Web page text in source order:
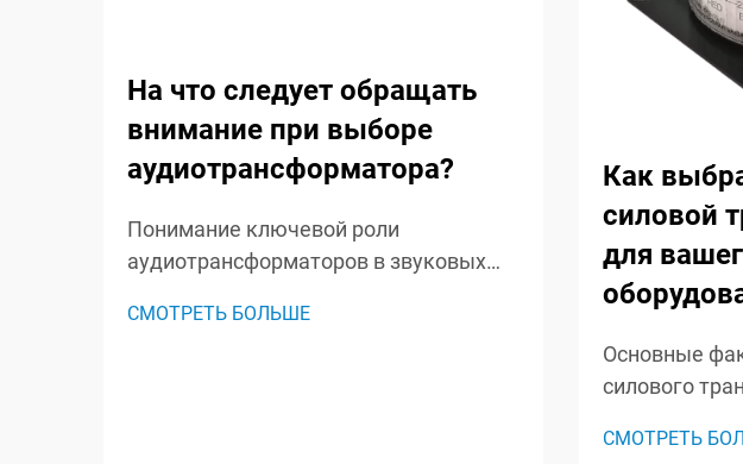
На что следует обращать
внимание при выборе
аудиотрансформатора?
Понимание ключевой роли
аудиотрансформаторов в звуковых
являются незамеченными героями в
СМОТРЕТЬ БОЛЬШЕ
Как
силовой
для
Основные
силового
СМОТРЕТЬ